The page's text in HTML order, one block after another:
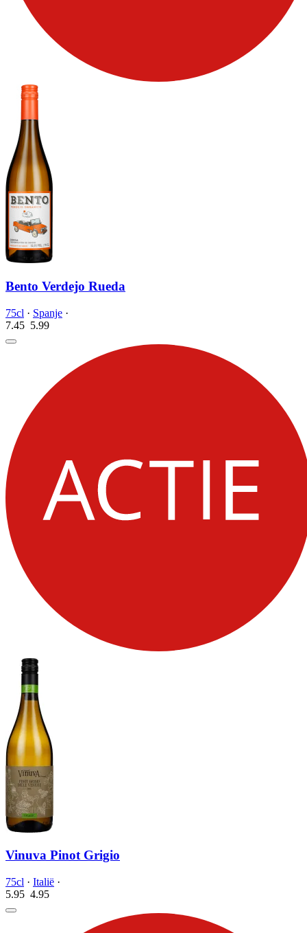
Bento Verdejo Rueda
75cl · Spanje ·
7.45 5.99
Vinuva Pinot Grigio
75cl · Italië ·
5.95 4.95